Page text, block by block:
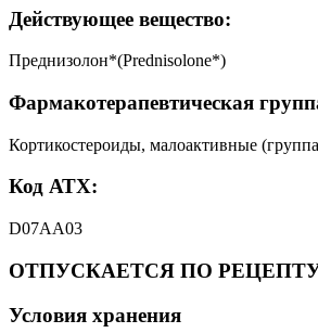
Действующее вещество:
Преднизолон*(Prednisolone*)
Фармакотерапевтическая
Кортикостероиды, малоактивные
Код АТХ:
D07AA03
ОТПУСКАЕТСЯ ПО
Условия хранения